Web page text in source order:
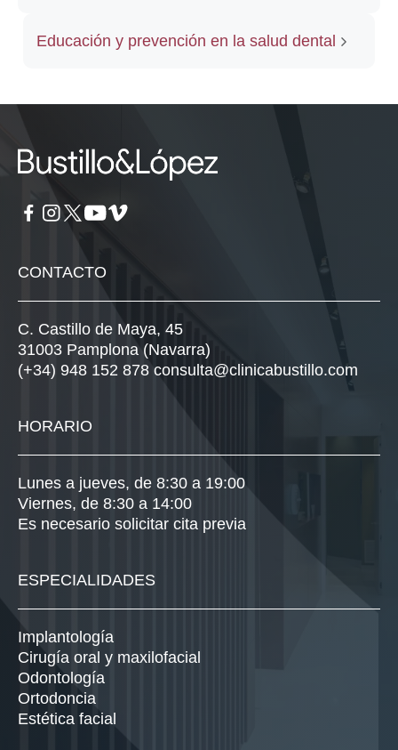
Educación y prevención en la salud dental
CONTACTO
C. Castillo de Maya, 45
31003 Pamplona (Navarra)
(+34) 948 152 878 consulta@clinicabustillo.com
HORARIO
Lunes a jueves, de 8:30 a 19:00
Viernes, de 8:30 a 14:00
Es necesario solicitar cita previa
ESPECIALIDADES
Implantología
Cirugía oral y maxilofacial
Odontología
Ortodoncia
Estética facial